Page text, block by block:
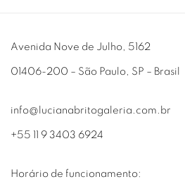
Avenida Nove de Julho, 5162
01406-200 – São Paulo, SP – Brasil
info@lucianabritogaleria.com.br
+55 11 9 3403 6924
Horário de funcionamento: